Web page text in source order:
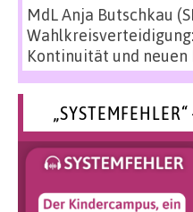
MdL Anja Butschkau
Kontinuität und neuen